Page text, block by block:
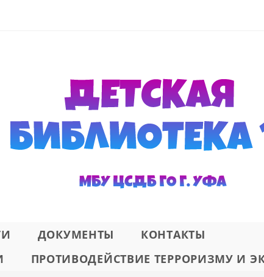
ДОКУМЕНТЫ
КОНТАКТЫ
ПРОТИВОДЕЙСТВИЕ ТЕРРОРИЗМУ И